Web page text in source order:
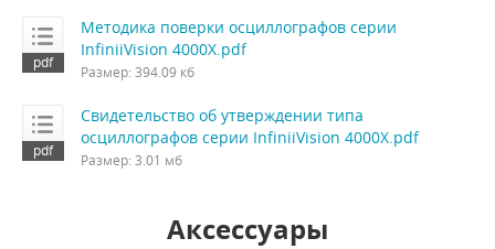
Методика поверки осциллографов серии
InfiniiVision 4000X.pdf
Размер: 394.09 кб
Свидетельство об утверждении типа
осциллографов серии InfiniiVision 4000X.pdf
Размер: 3.01 мб
Аксессуары